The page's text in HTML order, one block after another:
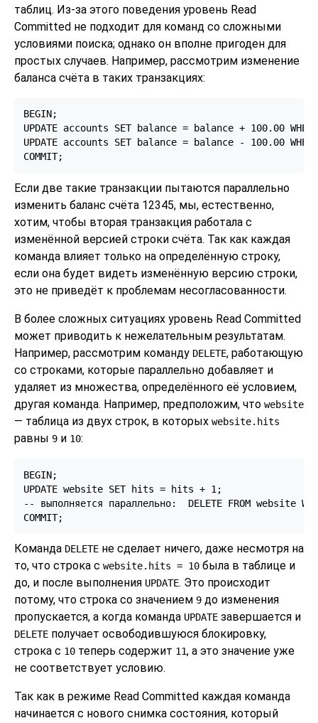
таблиц. Из-за этого поведения уровень Read
Committed не подходит для команд со сложными
условиями поиска; однако он вполне пригоден для
простых случаев. Например, рассмотрим изменение
баланса счёта в таких транзакциях:
BEGIN;
UPDATE accounts SET balance = balance + 100.00
UPDATE accounts SET balance = balance - 100.00
Если две такие транзакции пытаются параллельно
изменить баланс счёта 12345, мы, естественно,
хотим, чтобы вторая транзакция работала с
изменённой версией строки счёта. Так как каждая
команда влияет только на определённую строку,
если она будет видеть изменённую версию строки,
это не приведёт к проблемам несогласованности.
В более сложных ситуациях уровень Read Committed
может приводить к нежелательным результатам.
Например, рассмотрим команду DELETE, работающую
со строками, которые параллельно добавляет и
удаляет из множества, определённого её условием,
другая команда. Например, предположим, что website
— таблица из двух строк, в которых website.hits
равны 9 и 10:
BEGIN;
UPDATE website SET hits = hits + 1;
-- выполняется параллельно:  DELETE FROM website
Команда DELETE не сделает ничего, даже несмотря на
то, что строка с website.hits = 10 была в таблице и
до, и после выполнения UPDATE. Это происходит
потому, что строка со значением 9 до изменения
пропускается, а когда команда UPDATE завершается и
DELETE получает освободившуюся блокировку,
строка с 10 теперь содержит 11, а это значение уже
не соответствует условию.
Так как в режиме Read Committed каждая команда
начинается с нового снимка состояния, который